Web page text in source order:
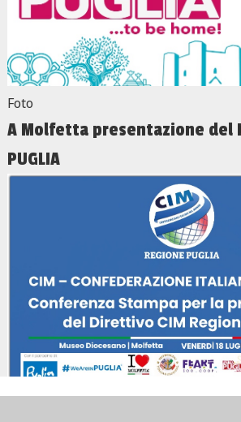
Foto
A Molfetta presentazione del
PUGLIA